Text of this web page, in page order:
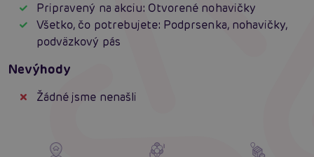
Pripravený na akciu: Otvorené nohavičky
Všetko, čo potrebujete: Podprsenka, nohavičky,
podväzkový pás
Nevýhody
Žádné jsme nenašli